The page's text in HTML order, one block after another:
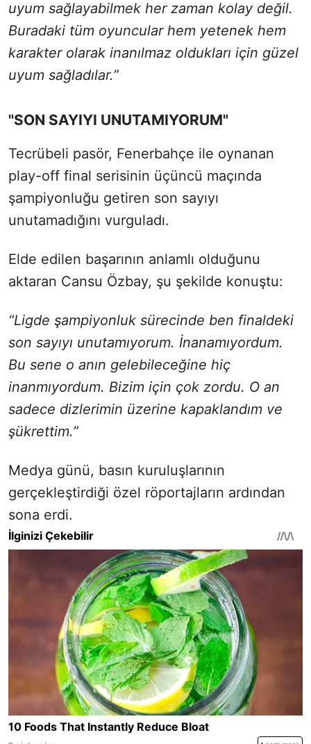
uyum sağlayabilmek her zaman kolay değil.
Buradaki tüm oyuncular hem yetenek hem
karakter olarak inanılmaz oldukları için güzel
uyum sağladılar.”
"SON SAYIYI UNUTAMIYORUM"
Tecrübeli pasör, Fenerbahçe ile oynanan
play-off final serisinin üçüncü maçında
şampiyonluğu getiren son sayıyı
unutamadığını vurguladı.
Elde edilen başarının anlamlı olduğunu
aktaran Cansu Özbay, şu şekilde konuştu:
“Ligde şampiyonluk sürecinde ben finaldeki
son sayıyı unutamıyorum. İnanamıyordum.
Bu sene o anın gelebileceğine hiç
inanmıyordum. Bizim için çok zordu. O an
sadece dizlerimin üzerine kapaklandım ve
şükrettim.”
Medya günü, basın kuruluşlarının
gerçekleştirdiği özel röportajların ardından
sona erdi.